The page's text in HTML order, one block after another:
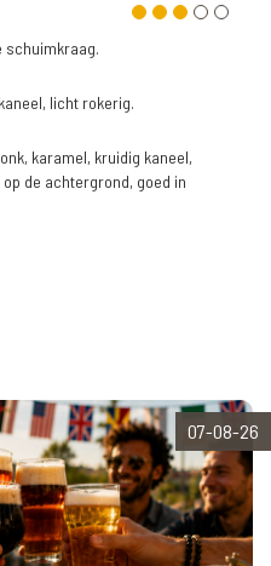
schuimkraag.
licht rokerig.
karamel, kruidig kaneel,
de achtergrond, goed in
07-08-26